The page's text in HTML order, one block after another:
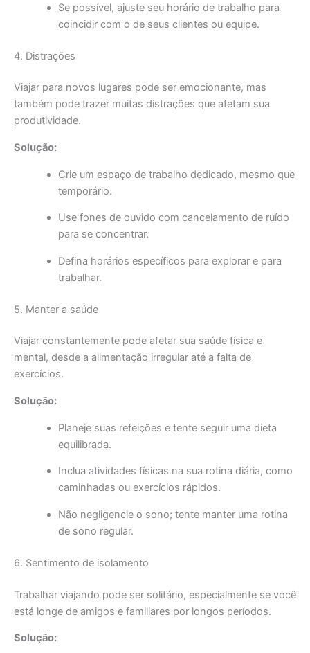
Se possível, ajuste seu horário de trabalho para
coincidir com o de seus clientes ou equipe.
4. Distrações
Viajar para novos lugares pode ser emocionante, mas
também pode trazer muitas distrações que afetam sua
produtividade.
Solução:
Crie um espaço de trabalho dedicado, mesmo que
temporário.
Use fones de ouvido com cancelamento de ruído
para se concentrar.
Defina horários específicos para explorar e para
trabalhar.
5. Manter a saúde
Viajar constantemente pode afetar sua saúde física e
mental, desde a alimentação irregular até a falta de
exercícios.
Solução:
Planeje suas refeições e tente seguir uma dieta
equilibrada.
Inclua atividades físicas na sua rotina diária, como
caminhadas ou exercícios rápidos.
Não negligencie o sono; tente manter uma rotina
de sono regular.
6. Sentimento de isolamento
Trabalhar viajando pode ser solitário, especialmente se você
está longe de amigos e familiares por longos períodos.
Solução: